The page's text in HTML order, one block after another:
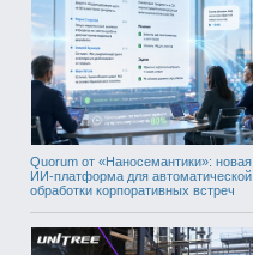
Quorum от «Наносемантики»: новая
ИИ-платформа для автоматической
обработки корпоративных встреч